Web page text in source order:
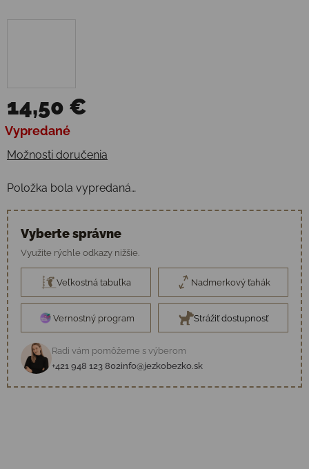
14,50 €
Jednotková cena:
Vypredané
Možnosti doručenia
Položka bola vypredaná…
Vyberte správne
Využite rýchle odkazy nižšie.
Veľkostná tabuľka Nadmerkový ťahák
Vernostný program Strážiť dostupnosť
Radi vám pomôžeme s výberom
+421 948 123 802info@jezkobezko.sk